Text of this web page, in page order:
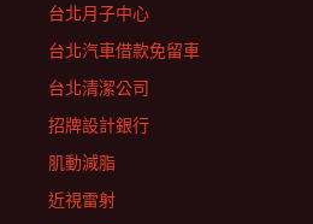
台北月子中心
台北汽車借款免留車
台北清潔公司
招牌設計銀行
肌動減脂
近視雷射